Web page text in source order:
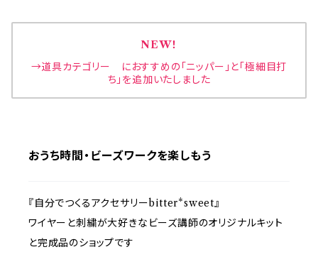
NEW！
→道具カテゴリー におすすめの「ニッパー」と「極細目打
ち」を追加いたしました
おうち時間・ビーズワークを楽しもう
『自分でつくるアクセサリーbitter*sweet』
ワイヤーと刺繍が大好きなビーズ講師のオリジナルキット
と完成品のショップです